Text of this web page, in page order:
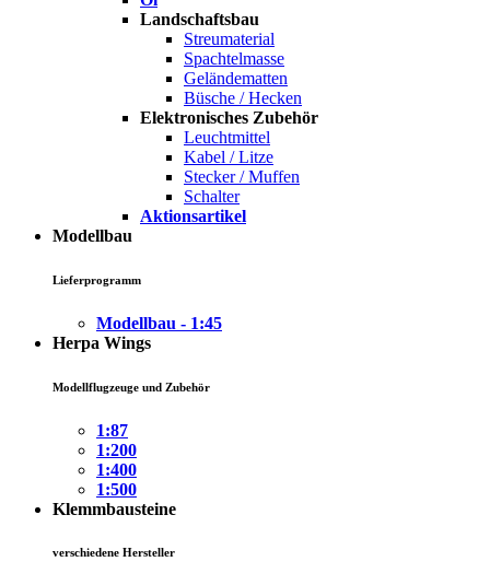
Landschaftsbau
Streumaterial
Spachtelmasse
Geländematten
Büsche / Hecken
Elektronisches Zubehör
Leuchtmittel
Kabel / Litze
Stecker / Muffen
Schalter
Aktionsartikel
Modellbau
Lieferprogramm
Modellbau - 1:45
Herpa Wings
Modellflugzeuge und Zubehör
1:87
1:200
1:400
1:500
Klemmbausteine
verschiedene Hersteller